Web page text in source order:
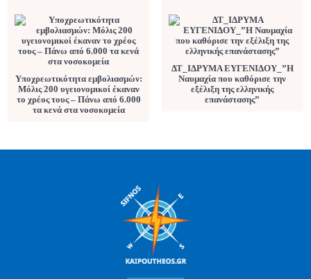
Υποχρεωτικότητα εμβολιασμών:
Μόλις 200 υγειονομικοί έκαναν
το χρέος τους – Πάνω από 6.000
τα κενά στα νοσοκομεία
ΔΤ_ΙΔΡΥΜΑ ΕΥΓΕΝΙΔΟΥ_”Η
Ναυμαχία που καθόρισε την
εξέλιξη της ελληνικής
επανάστασης”